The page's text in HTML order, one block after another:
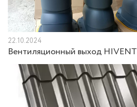
22.10.2024
Вентиляционный выход HIVENT